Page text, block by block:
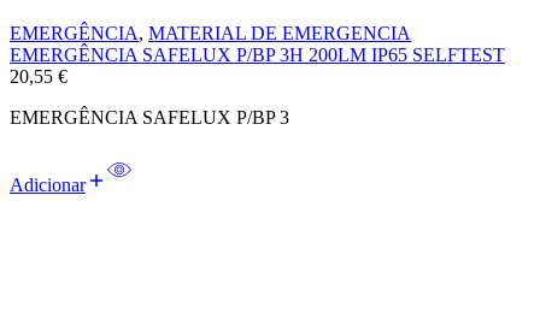
EMERGÊNCIA, MATERIAL DE EMERGENCIA
EMERGÊNCIA SAFELUX P/BP 3H 200LM IP65 SELFTEST
20,55 €
EMERGÊNCIA SAFELUX P/BP 3
Adicionar